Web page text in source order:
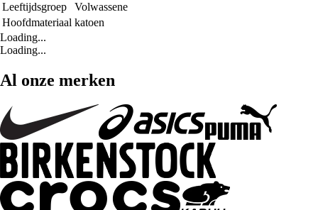
Leeftijdsgroep
Volwassene
Hoofdmateriaal katoen
Loading...
Loading...
Al onze merken